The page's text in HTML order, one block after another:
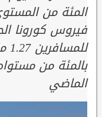
المئة من
فيروس كورونا
بالمئة من
الماضي